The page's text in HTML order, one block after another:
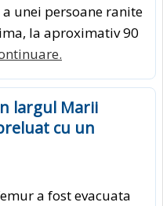
unei persoane ranite
la aproximativ 90
largul Marii
cu un
a fost evacuata